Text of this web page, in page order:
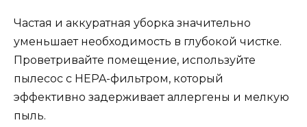
Частая и аккуратная уборка значительно
уменьшает необходимость в глубокой чистке.
Проветривайте помещение, используйте
пылесос с HEPA-фильтром, который
эффективно задерживает аллергены и мелкую
пыль.